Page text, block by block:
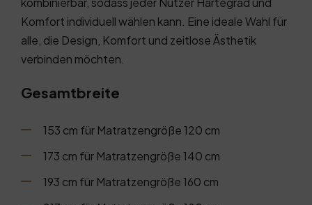
Komfort individuell wählen kann. Eine ideale Wahl für
alle, die Design, Komfort und zeitlose Ästhetik
verbinden möchten.
Gesamtbreite
153 cm für Matratzengröße 120 cm
173 cm für Matratzengröße 140 cm
193 cm für Matratzengröße 160 cm